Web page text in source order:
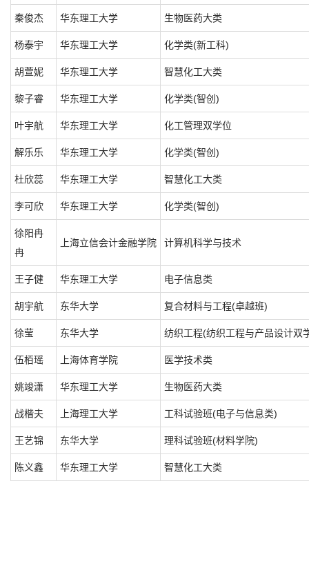
秦俊杰 华东理工大学 生物医药大类
杨泰宇 华东理工大学 化学类(新工科)
胡萱妮 华东理工大学 智慧化工大类
黎子睿 华东理工大学 化学类(智创)
叶宇航 华东理工大学 化工管理双学位
解乐乐 华东理工大学 化学类(智创)
杜欣蕊 华东理工大学 智慧化工大类
李可欣 华东理工大学 化学类(智创)
徐阳冉
冉
上海立信会计金融学院 计算机科学与技术
王子健 华东理工大学 电子信息类
胡宇航 东华大学 复合材料与工程(卓越班)
徐莹 东华大学 纺织工程(纺织工程与产品设计双
伍栢瑶 上海体育学院 医学技术类
姚竣潇 华东理工大学 生物医药大类
战楷夫 上海理工大学 工科试验班(电子与信息类)
王艺锦 东华大学 理科试验班(材料学院)
陈义鑫 华东理工大学 智慧化工大类